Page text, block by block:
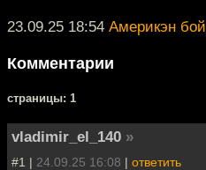
23.09.25 18:54 Америкэн бой
Комментарии
cтраницы: 1
vladimir_el_140 »
#1 | 24.09.25 16:08 | ответить